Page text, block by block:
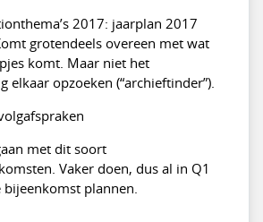
2017: jaarplan 2017
grotendeels overeen met wat
komt. Maar niet het
elkaar opzoeken (“archieftinder”).
met dit soort
Vaker doen, dus al in Q1
plannen.